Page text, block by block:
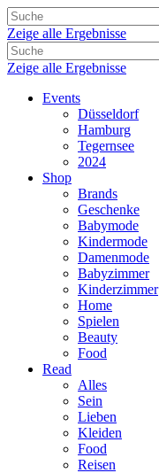
Zeige alle Ergebnisse
Zeige alle Ergebnisse
Events
Düsseldorf
Hamburg
Tegernsee
2024
Shop
Brands
Geschenke
Babymode
Kindermode
Damenmode
Babyzimmer
Kinderzimmer
Home
Spielen
Beauty
Food
Read
Alles
Sein
Lieben
Kleiden
Food
Reisen